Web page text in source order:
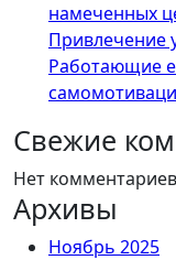
намеченных
Привлечение
Работающие
Свежие
Нет
Архивы
Ноябрь 2025